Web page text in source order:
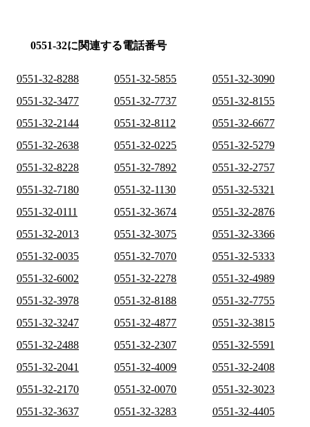
0551-32に関連する電話番号
0551-32-8288 0551-32-5855
0551-32-3090
0551-32-3477
0551-32-7737
0551-32-8155
0551-32-2144
0551-32-8112
0551-32-6677
0551-32-2638
0551-32-0225
0551-32-5279
0551-32-8228
0551-32-7892
0551-32-2757
0551-32-7180
0551-32-1130
0551-32-5321
0551-32-0111
0551-32-3674
0551-32-2876
0551-32-2013
0551-32-3075
0551-32-3366
0551-32-0035
0551-32-7070
0551-32-5333
0551-32-6002
0551-32-2278
0551-32-4989
0551-32-3978
0551-32-8188
0551-32-7755
0551-32-3247
0551-32-4877
0551-32-3815
0551-32-2488
0551-32-2307
0551-32-5591
0551-32-2041
0551-32-4009
0551-32-2408
0551-32-2170
0551-32-0070
0551-32-3023
0551-32-3637
0551-32-3283
0551-32-4405